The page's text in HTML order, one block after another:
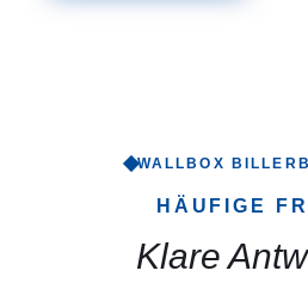
WALLBOX
HÄUFIGE
Klare